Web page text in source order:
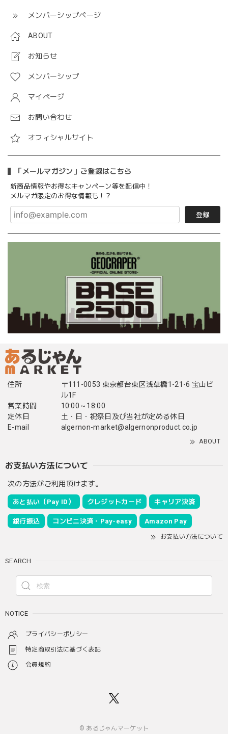
メンバーシップページ
ABOUT
お知らせ
メンバーシップ
マイページ
お問い合わせ
オフィシャルサイト
「メールマガジン」ご登録はこちら
新商品情報やお得なキャンペーン等を配信中！
メルマガ限定のお得な情報も！？
登録
住所
〒111-0053 東京都台東区浅草橋1-21-6 宝山ビ
ル1F
営業時間
10:00～18:00
定休日
土・日・祝祭日及び当社が定める休日
E-mail
algernon-market@algernonproduct.co.jp
ABOUT
お支払い方法について
次の方法がご利用頂けます。
あと払い（Pay ID） クレジットカード キャリア決済
銀行振込 コンビニ決済・Pay-easy Amazon Pay
お支払い方法について
SEARCH
NOTICE
プライバシーポリシー
特定商取引法に基づく表記
会員規約
© あるじゃんマーケット